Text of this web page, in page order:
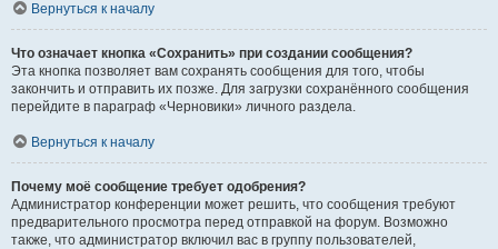
Вернуться к началу
Что означает кнопка «Сохранить» при создании сообщения?
Эта кнопка позволяет вам сохранять сообщения для того, чтобы
закончить и отправить их позже. Для загрузки сохранённого сообщения
перейдите в параграф «Черновики» личного раздела.
Вернуться к началу
Почему моё сообщение требует одобрения?
Администратор конференции может решить, что сообщения требуют
предварительного просмотра перед отправкой на форум. Возможно
также, что администратор включил вас в группу пользователей,